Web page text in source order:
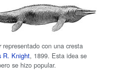
representado con una cresta
R. Knight, 1899. Esta idea se
se hizo popular.